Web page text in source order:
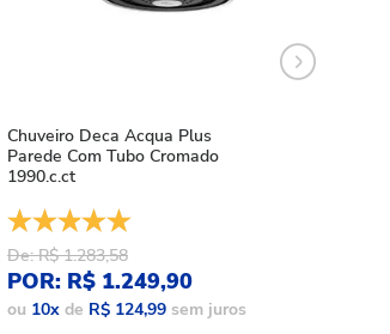
Chuveiro Deca Acqua Plus
Parede Com Tubo Cromado
1990.c.ct
De: R$ 1.283,58
POR: R$ 1.249,90
ou 10x de R$ 124,99 sem juros